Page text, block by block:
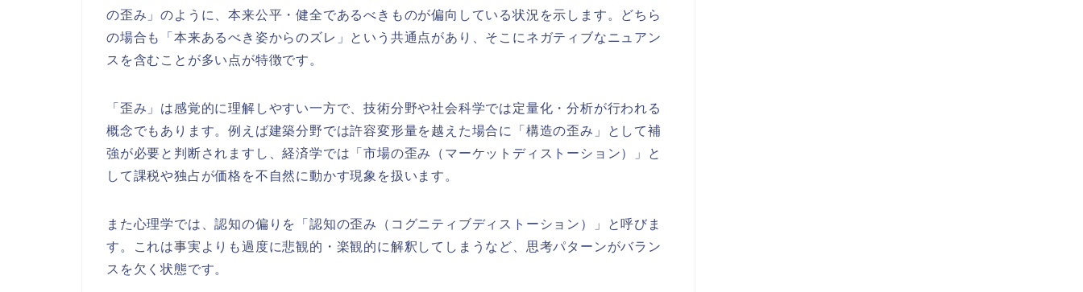
の歪み」のように、本来公平・健全であるべきものが偏向している状況を示します。どちら
の場合も「本来あるべき姿からのズレ」という共通点があり、そこにネガティブなニュアン
スを含むことが多い点が特徴です。
「歪み」は感覚的に理解しやすい一方で、技術分野や社会科学では定量化・分析が行われる
概念でもあります。例えば建築分野では許容変形量を越えた場合に「構造の歪み」として補
強が必要と判断されますし、経済学では「市場の歪み（マーケットディストーション）」と
して課税や独占が価格を不自然に動かす現象を扱います。
また心理学では、認知の偏りを「認知の歪み（コグニティブディストーション）」と呼びま
す。これは事実よりも過度に悲観的・楽観的に解釈してしまうなど、思考パターンがバラン
スを欠く状態です。